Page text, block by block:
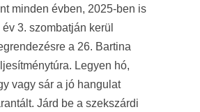
minden évben, 2025-ben is
év 3. szombatján kerül
a 26. Bartina
Legyen hó,
vagy sár a jó hangulat
Járd be a szekszárdi